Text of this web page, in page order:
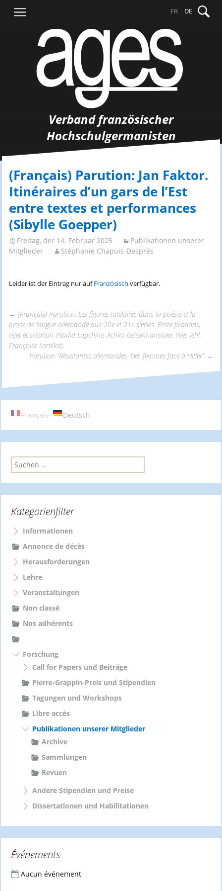
Inhalt
nach:
FR DE
Verband französischer
Hochschulgermanisten
(Français) Parution: Jan Faktor.
Itinéraires d’un gars de l’Est
entre textes et performances
(Sibylle Goepper)
Freitag, der 14. Februar 2025
Publikationen unserer
Mitglieder
Stéphanie Chapuis-Després
Leider ist der Eintrag nur aufFranzösisch verfügbar.
Beitrags-
Navigation
← (Français) Parution: Les figures tutélaires dans la poésie et la
prose de langue allemande aux 20e et 21e siècles. Entre filiations,
rejet et création (Nadia Lapchine, Achim Geisenhanslüke, Yves Iehl,
Françoise Lartillot),
Parution “Résistantes allemandes. Des femmes face à Hitler” →
Français Deutsch
S
u
n
a
h
Kategorienfilter
Informationen
Annonce de décès
Herausforderungen
Lehre
Veranstaltungen
Non classé
Nos adhérents
Forschung
Call for Papers und Beiträge
Pierre-Grappin-Preis und Stipendien
Tagungen und Workshops
Libre accès
Publikationen unserer Mitglieder
Archive
Sammlungen
Revuen
Andere Stipendien und Preise
Dissertationen und Habilitationen
Événements
Aucun événement